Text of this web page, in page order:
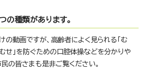
つの種類があります。
の動画ですが、高齢者によく見られる「む
せ」を防ぐための口腔体操などを分かりや
の皆さまも是非ご覧ください。